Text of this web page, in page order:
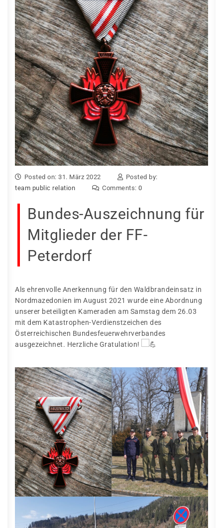
Posted on: 31. März 2022
Posted by:
team public relation
Comments: 0
Bundes-Auszeichnung für
Mitglieder der FF-
Peterdorf
Als ehrenvolle Anerkennung für den Waldbrandeinsatz in
Nordmazedonien im August 2021 wurde eine Abordnung
unserer beteiligten Kameraden am Samstag dem 26.03
mit dem Katastrophen-Verdienstzeichen des
Österreichischen Bundesfeuerwehrverbandes
ausgezeichnet. Herzliche Gratulation!